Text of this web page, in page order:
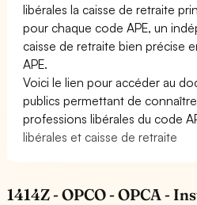
libérales la caisse de retraite
pour chaque code APE, un
caisse de retraite bien précise
APE.
Voici le lien pour accéder au
publics permettant de
professions libérales du code
libérales et caisse de retraite
1414Z - OPCO - OPCA -